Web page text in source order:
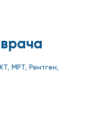
КТ, МРТ, Рентген,